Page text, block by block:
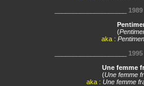
1989
(
aka :
1995
Une femme
(Une femme
aka : Une femme